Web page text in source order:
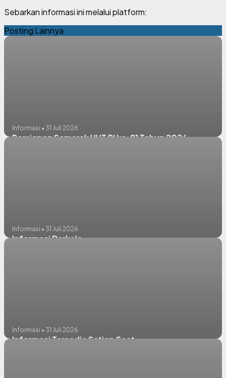
Sebarkan informasi ini melalui platform:
Posting Lainnya
Informasi • 31 Juli 2026
Persiapan Semarak HUT RI ke-81 Tahun 2026
Informasi • 31 Juli 2026
Informasi Berkala
Informasi • 31 Juli 2026
Informasi Tersedia Setiap Saat